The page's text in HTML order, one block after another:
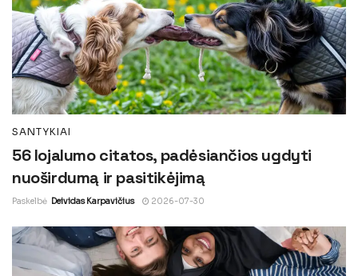
SANTYKIAI
56 lojalumo citatos, padėsiančios ugdyti
nuoširdumą ir pasitikėjimą
Paskelbė Deividas Karpavičius 2026-07-30